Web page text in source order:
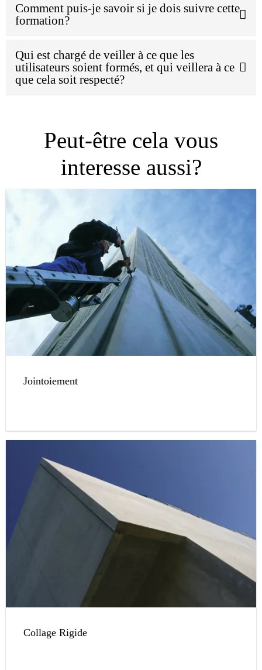
Comment puis-je savoir si je dois suivre cette
formation?
Qui est chargé de veiller à ce que les
utilisateurs soient formés, et qui veillera à ce
que cela soit respecté?
Peut-être cela vous
interesse aussi?
Jointoiement
Collage Rigide